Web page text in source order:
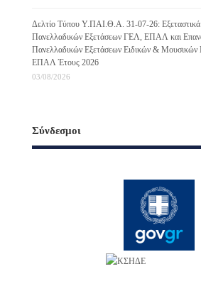
Δελτίο Τύπου Υ.ΠΑΙ.Θ.Α. 31-07-26:
Πανελλαδικών Εξετάσεων ΓΕΛ, ΕΠΑΛ και
Πανελλαδικών Εξετάσεων Ειδικών &
ΕΠΑΛ Έτους 2026
03/08/2026
Σύνδεσμοι